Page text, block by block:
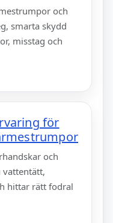
och
smarta skydd
misstag och
för
och
vattentätt,
hittar rätt fodral